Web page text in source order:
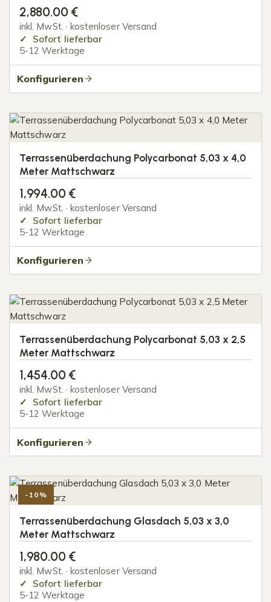
2,880.00 €
inkl. MwSt. · kostenloser Versand
Sofort lieferbar
5-12 Werktage
Konfigurieren
Terrassenüberdachung Polycarbonat 5,03 x 4,0
Meter Mattschwarz
1,994.00 €
inkl. MwSt. · kostenloser Versand
Sofort lieferbar
5-12 Werktage
Konfigurieren
Terrassenüberdachung Polycarbonat 5,03 x 2,5
Meter Mattschwarz
1,454.00 €
inkl. MwSt. · kostenloser Versand
Sofort lieferbar
5-12 Werktage
Konfigurieren
-10%
Terrassenüberdachung Glasdach 5,03 x 3,0
Meter Mattschwarz
1,980.00 €
inkl. MwSt. · kostenloser Versand
Sofort lieferbar
5-12 Werktage